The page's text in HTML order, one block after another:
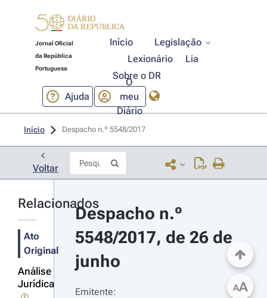
Jornal Oficial
da República
Portuguesa
Início
Legislação
Lexionário
Lia
Sobre o DR
Ajuda
O
meu
Diário
Início Despacho n.º 5548/2017
Voltar
Relacionados
Ato
Original
Análise
Jurídica
Despacho n.º
5548/2017, de 26 de
junho
Emitente:
AA